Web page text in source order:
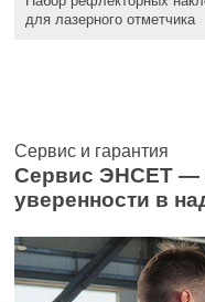
для лазерного отметчика
Сервис и гарантия
Сервис ЭНСЕТ —
уверенности в